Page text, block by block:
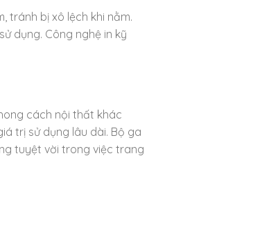
tránh bị xô lệch khi nằm.
dụng. Công nghệ in kỹ
cách nội thất khác
trị sử dụng lâu dài. Bộ ga
tuyệt vời trong việc trang